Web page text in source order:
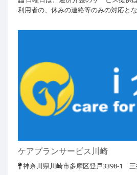
利用者の、休みの連絡等のみの対応とな
ケアプランサービス川崎
神奈川県川崎市多摩区登戸3398-1 三